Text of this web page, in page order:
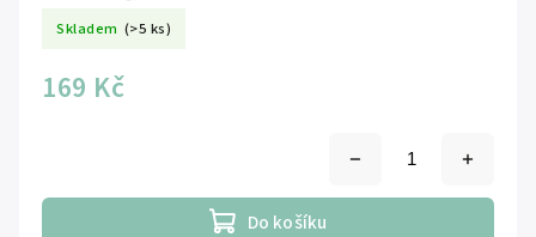
Skladem (>5 ks)
169 Kč
Do košíku